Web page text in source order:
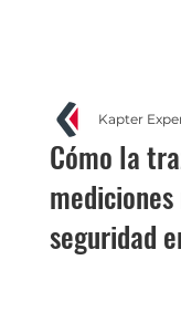
Cómo la
seguridad
Kapter